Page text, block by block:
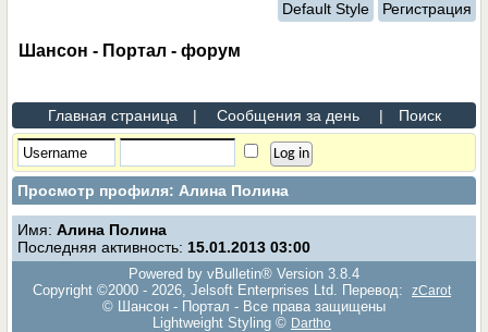
Default Style Регистрация
Шансон - Портал - форум
Главная страница | Сообщения за день | Поиск
Просмотр профиля: Алина Полина
Имя:Алина Полина
Последняя активность: 15.01.201303:00
Powered by vBulletin® Version 3.8.4
Copyright ©2000 - 2026, Jelsoft Enterprises Ltd. Перевод:
zCarot
© Шансон - Портал - Все права защищены
Lightweight Styling © Dartho